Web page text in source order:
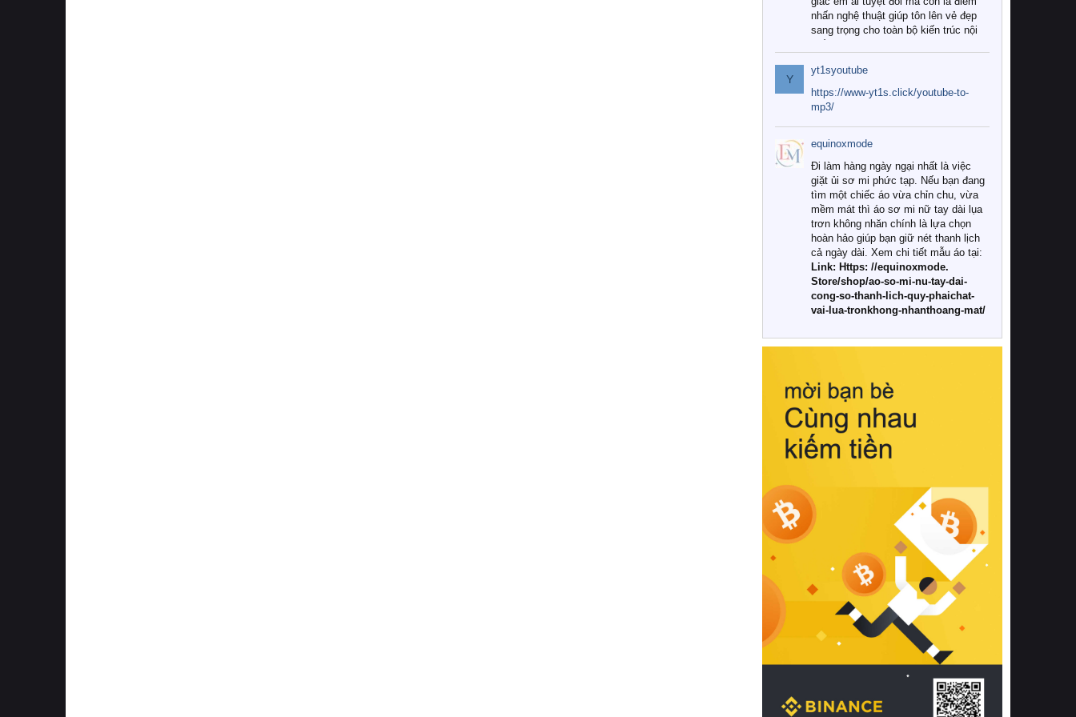
nhấn nghệ thuật giúp tôn lên vẻ đẹp
sang trọng cho toàn bộ kiến trúc nội
Tuy nhiên, giữa thị trường đa dạng
với vô vàn thương hiệu và mẫu mã
như hiện nay, làm thế nào để chọn
được những bộ chăn ga gối đệm cao
cấp thực sự chất lượng, phù hợp với
khí hậu và nhu cầu sử dụng của gia
đình? Hãy cùng chúng tôi đi tìm lời
giải đáp chi tiết qua bài viết dưới đây.
1. Tại sao các gia đình hiện đại lại ưa
chuộng chăn ga gối đệm cao cấp?
Khác với các dòng sản phẩm thông
thường, những bộ chăn ga gối đệm
cao cấp trải qua quy trình sản xuất
nghiêm ngặt từ khâu chọn lọc nguyên
liệu tự nhiên đến công nghệ dệt
nhuộm hiện đại không chứa hóa chất
này, bạn sẽ cảm nhận rõ rệt sự khác
hồi chuẩn xác của phần đệm nâng đỡ
cột sống.
Bên cạnh đó, việc lựa chọn các dòng
sản phẩm đạt chuẩn chất lượng quốc
tế còn giúp ngăn ngừa tình trạng kích
khuẩn và nấm mốc trong điều kiện
thời tiết nóng ẩm. Bạn có thể tìm hiểu
thêm các nghiên cứu khoa học về tác
động của giấc ngủ và môi trường
phòng ngủ đối với sức khỏe con
người tại Sleep Foundation (External
Link) để có cái nhìn toàn diện hơn.
2. Các tiêu chí vàng khi lựa chọn
chăn ga gối đệm cao cấp cho phòng
ngủ
Để sở hữu một bộ chăn ga gối đệm
cao cấp hoàn hảo cả về thẩm mỹ lẫn
công năng, người tiêu dùng cần cân
nhắc kỹ lưỡng các tiêu chí quan trọng
Y
yt1syoutube
https://www-yt1s.click/youtube-to-
mp3/
equinoxmode
Đi làm hàng ngày ngại nhất là việc
giặt ủi sơ mi phức tạp. Nếu bạn đang
tìm một chiếc áo vừa chỉn chu, vừa
mềm mát thì áo sơ mi nữ tay dài lụa
trơn không nhăn chính là lựa chọn
hoàn hảo giúp bạn giữ nét thanh lịch
cả ngày dài. Xem chi tiết mẫu áo tại:
Link: Https: //equinoxmode.
Store/shop/ao-so-mi-nu-tay-dai-
cong-so-thanh-lich-quy-phaichat-
vai-lua-tronkhong-nhanthoang-mat/